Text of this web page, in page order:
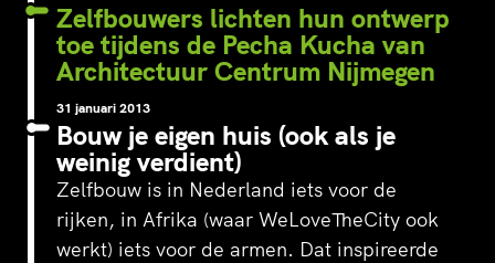
Zelfbouwers lichten hun ontwerp
toe tijdens de Pecha Kucha van
Architectuur Centrum Nijmegen
31 januari 2013
Bouw je eigen huis (ook als je
weinig verdient)
Zelfbouw is in Nederland iets voor de
rijken, in Afrika (waar WeLoveTheCity ook
werkt) iets voor de armen. Dat inspireerde